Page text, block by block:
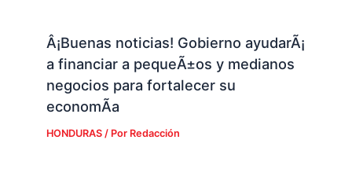
Â¡Buenas noticias! Gobierno ayudarÃ¡
a financiar a pequeÃ±os y medianos
negocios para fortalecer su
economÃ­a
HONDURAS/ Por Redacción